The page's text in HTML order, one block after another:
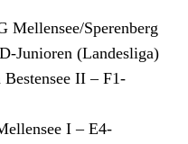
Mellensee/​Sperenberg
Junioren (Landesliga)
II – F1-
I – E4-